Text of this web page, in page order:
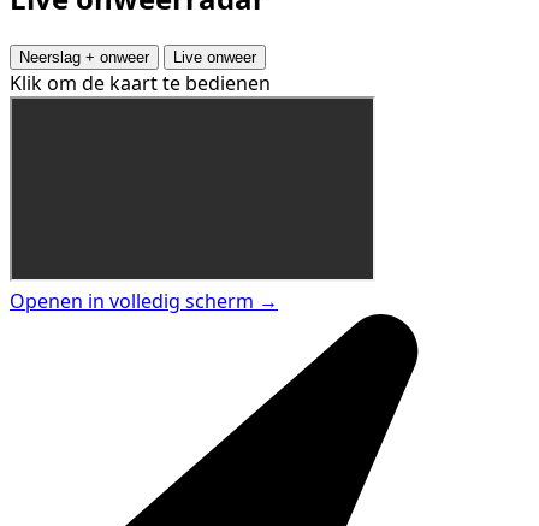
Neerslag + onweer Live onweer
Klik om de kaart te bedienen
Openen in volledig scherm →